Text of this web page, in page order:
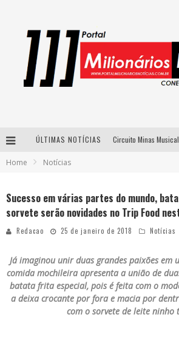
ÚLTIMAS NOTÍCIAS
Home Notícias
Sucesso em várias partes do mundo,
sorvete serão novidades no Trip Food
Redacao 25 de janeiro de 2018 Notícias
Já imaginou unir duas grandes paixões em
comida mochileira apresenta a união de
batata frita especial, pois é feita com o
a deixa crocante por fora e macia por
com o sorvete de leite ninho